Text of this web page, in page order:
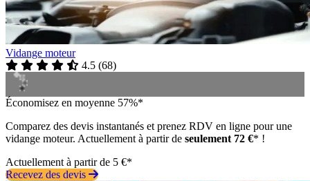
Vidange moteur
4.5 (68)
Économisez en moyenne 57%*
Comparez des devis instantanés et prenez RDV en ligne pour une
vidange moteur. Actuellement à partir de seulement 72 €* !
Actuellement à partir de 5 €*
Recevez des devis